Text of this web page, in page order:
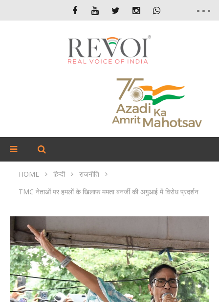
HOME हिन्दी
राजनीति
TMC नेताओं पर हमलों के खिलाफ ममता बनर्जी की अगुआई में विरोध प्रदर्शन